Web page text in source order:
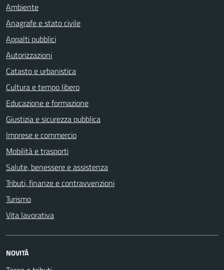
Ambiente
Anagrafe e stato civile
Appalti pubblici
Autorizzazioni
Catasto e urbanistica
Cultura e tempo libero
Educazione e formazione
Giustizia e sicurezza pubblica
Imprese e commercio
Mobilità e trasporti
Salute, benessere e assistenza
Tributi, finanze e contravvenzioni
Turismo
Vita lavorativa
NOVITÀ